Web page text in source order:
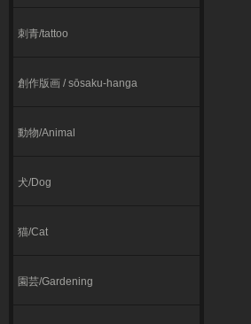
刺青/tattoo
創作版画 / sōsaku-hanga
動物/Animal
犬/Dog
猫/Cat
園芸/Gardening